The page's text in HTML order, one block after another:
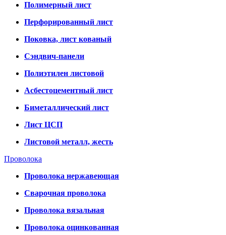
Полимерный лист
Перфорированный лист
Поковка, лист кованый
Сэндвич-панели
Полиэтилен листовой
Асбестоцементный лист
Биметаллический лист
Лист ЦСП
Листовой металл, жесть
Проволока
Проволока нержавеющая
Сварочная проволока
Проволока вязальная
Проволока оцинкованная